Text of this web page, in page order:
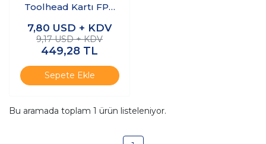
Toolhead Kartı FPC
Serisi CAB012
7,80 USD + KDV
9,17 USD + KDV
449,28 TL
Sepete Ekle
Bu aramada toplam 1 ürün listeleniyor.